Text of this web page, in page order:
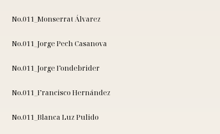
No.011_Monserrat Álvarez
No.011_Jorge Pech Casanova
No.011_Jorge Fondebrider
No.011_Francisco Hernández
No.011_Blanca Luz Pulido